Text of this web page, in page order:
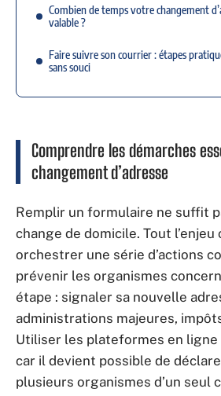
Combien de temps votre changement
valable ?
Faire suivre son courrier : étapes
sans souci
Comprendre les démarches
changement d’adresse
Remplir un formulaire ne suffit
change de domicile. Tout l’enjeu
orchestrer une série d’actions
prévenir les organismes
étape : signaler sa nouvelle
administrations majeures,
Utiliser les plateformes en ligne
car il devient possible de
plusieurs organismes d’un seul